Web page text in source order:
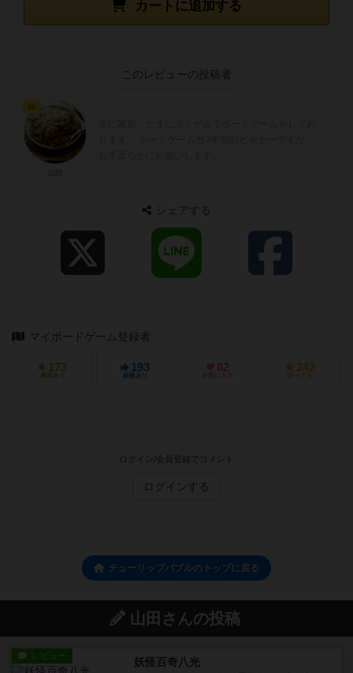
カートに追加する
このレビューの投稿者
シェアする
マイボードゲーム登録者
173
興味あり
193
経験あり
62
お気に入り
242
持ってる
ログイン/会員登録でコメント
ログインする
チューリップバブルのトップに戻る
山田さんの投稿
レビュー 妖怪百奇八光